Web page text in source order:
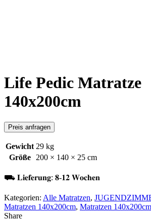
Life Pedic Matratze
140x200cm
Preis anfragen
Gewicht 29 kg
Größe
200 × 140 × 25 cm
⛟ 𝐋𝐢𝐞𝐟𝐞𝐫𝐮𝐧𝐠: 𝟖-𝟏𝟐 𝐖𝐨𝐜𝐡𝐞𝐧
Kategorien: Alle Matratzen,
Matratzen 140x200cm, Matratzen 140x200cm
Share